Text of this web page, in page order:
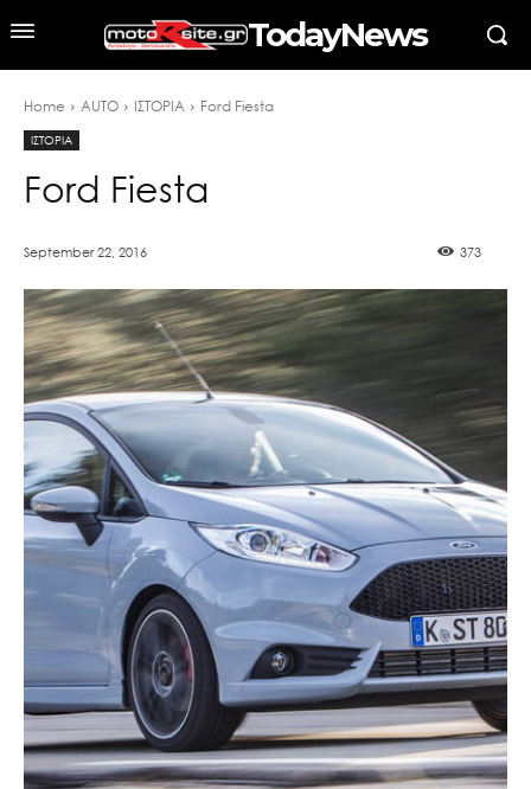
TodayNews
Home AUTO ΙΣΤΟΡΙΑ Ford Fiesta
ΙΣΤΟΡΙΑ
Ford Fiesta
September 22, 2016 373